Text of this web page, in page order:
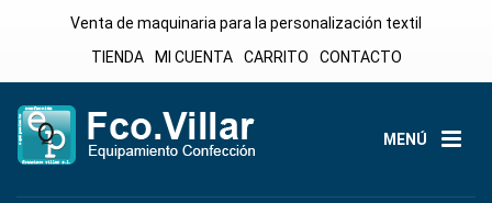
Venta de maquinaria para la personalización textil
TIENDA
MI CUENTA CARRITO CONTACTO
MENÚ